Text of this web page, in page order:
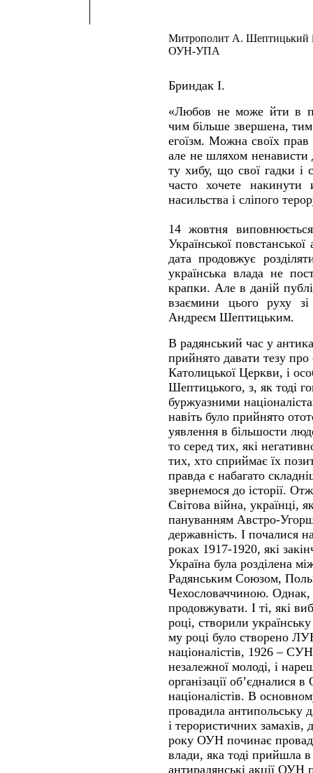
Митрополит А. Шептицький
ОУН-УПА
Бриндак І.
«Любов не може йти в
чим більше звершена,
егоїзм. Можна своїх прав
але не шляхом
ту хибу, що свої гадки і
часто хочете
насильства і сліпого
14 жовтня
Української
дата продовжує
українська влада не
крапки. Але в даній
взаємини цього руху
Андреєм Шептицьким.
В радянський час у
прийнято давати тезу про
Католицької Церкви, і
Шептицького, з, як тоді
буржуазними
навіть було прийнято
уявлення в більшости
то серед тих, які
тих, хто сприймає їх
правда є набагато
звернемося до історії.
Світова війна, українці,
пануванням Австро-
державність. І почалися
роках 1917-1920, які
Україна була розділена
Радянським Союзом,
Чехословаччиною. Однак,
продовжувати. І ті, які
році, створили
му році було створено
націоналістів, 1926 –
незалежної молоді, і
організації об’єдналися
націоналістів. В
провадила антипольську
і терористичних замахів,
року ОУН починає
влади, яка тоді прийшла
антирадянські акції ОУН